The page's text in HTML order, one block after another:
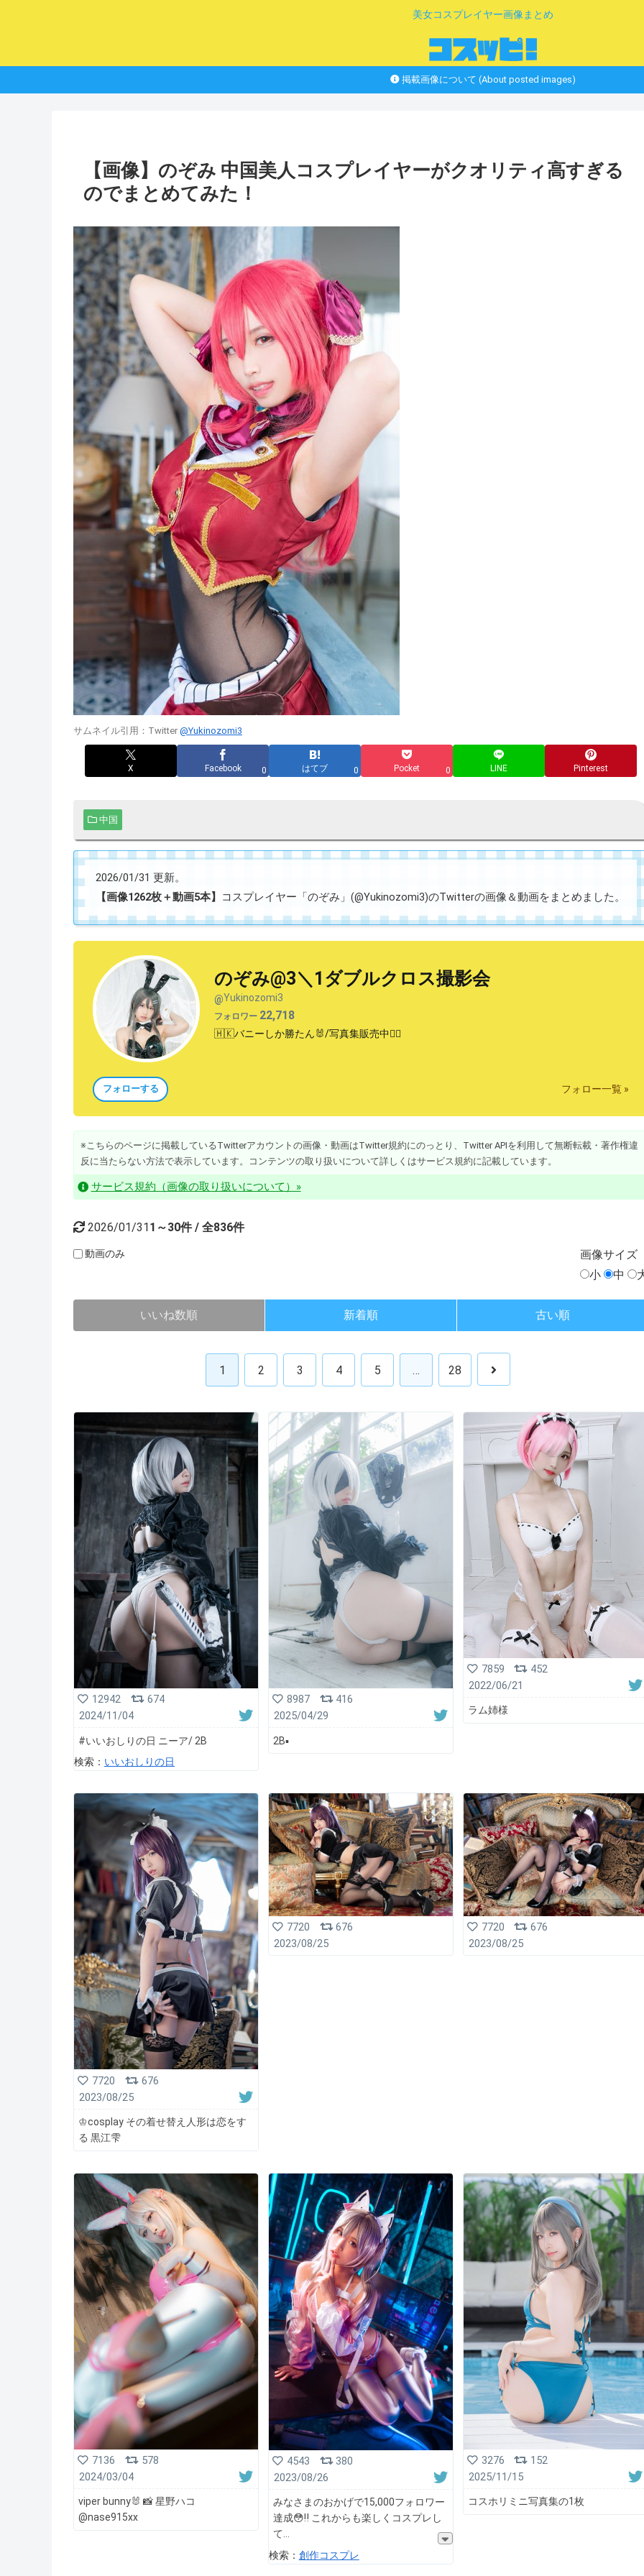
美女コスプレイヤー画像まとめ
掲載画像について (About posted images)
【画像】のぞみ 中国美人コスプレイヤーがクオリティ高すぎる
のでまとめてみた！
サムネイル引用：Twitter @Yukinozomi3
X Facebook 0 はてブ 0 Pocket 0 LINE Pinterest
中国
2026/01/31 更新。
【画像1262枚＋動画5本】
コスプレイヤー「のぞみ」(@Yukinozomi3)のTwitterの画像＆動画をまとめました。
のぞみ@3＼1ダブルクロス撮影会
@Yukinozomi3
フォロワー 22,718
🇭🇰バニーしか勝たん🐰/写真集販売中👇🏻
フォローする フォロー一覧 »
※こちらのページに掲載しているTwitterアカウントの画像・動画はTwitter規約にのっとり、Twitter APIを利用して無断転載・著作権違
反に当たらない方法で表示しています。コンテンツの取り扱いについて詳しくはサービス規約に記載しています。
サービス規約（画像の取り扱いについて）»
2026/01/311～30件 / 全836件
動画のみ 画像サイズ
小
中
いいね数順 新着順 古い順
1 2 3 4 5 … 28
12942
674
2024/11/04
#いいおしりの日 ニーア/ 2B
検索： いいおしりの日
8987
416
2025/04/29
2B▪️
7859
452
2022/06/21
ラム姉様
7720
676
2023/08/25
♔cosplay その着せ替え人形は恋をす
る 黒江雫
7720
676
2023/08/25
7720
676
2023/08/25
7136
578
2024/03/04
viper bunny🐰 📸 星野ハコ
@nase915xx
4543
380
2023/08/26
みなさまのおかげで15,000フォロワー
達成😳‼️ これからも楽しくコスプレし
て
検索： 創作コスプレ
3276
152
2025/11/15
コスホリミニ写真集の1枚